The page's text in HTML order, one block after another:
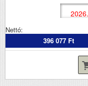
Nettó:
396 077 Ft